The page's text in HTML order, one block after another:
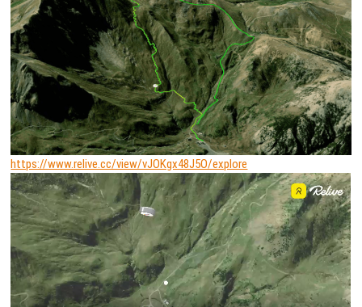
https://www.relive.cc/view/vJOKgx48J5O/explore